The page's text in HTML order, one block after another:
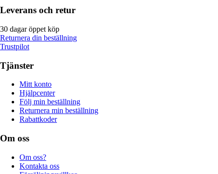
Leverans och retur
30 dagar öppet köp
Returnera din beställning
Trustpilot
Tjänster
Mitt konto
Hjälpcenter
Följ min beställning
Returnera min beställning
Rabattkoder
Om oss
Om oss?
Kontakta oss